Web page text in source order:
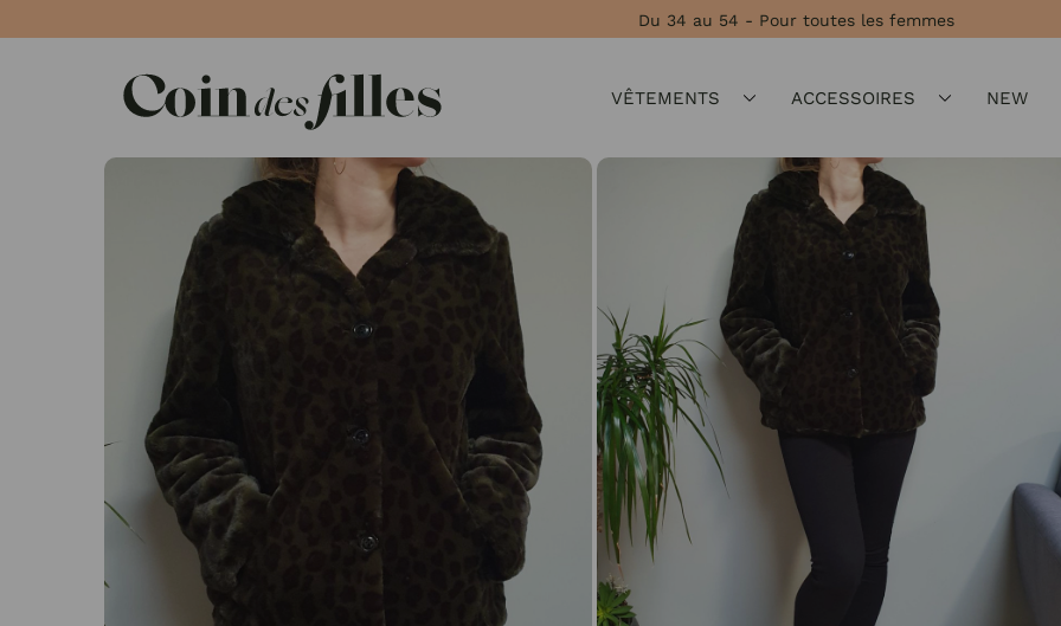
Du 34 au 54 - Pour toutes les femmes
VÊTEMENTS ACCESSOIRES NEW